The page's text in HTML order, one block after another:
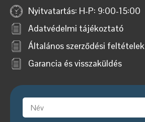
Nyitvatartás: H-P: 9:00-15:00
Adatvédelmi tájékoztató
Általános szerződési feltételek
Garancia és visszaküldés